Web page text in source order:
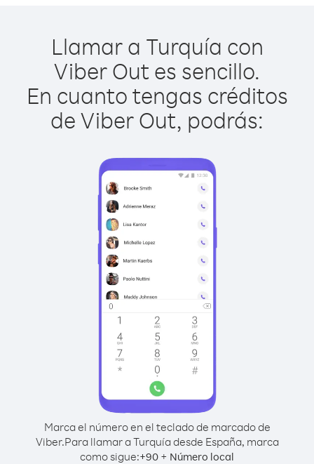
Llamar a Turquía con
Viber Out es sencillo.
En cuanto tengas créditos
de Viber Out, podrás:
Marca el número en el teclado de marcado de
Viber.Para llamar a Turquía desde España, marca
como sigue:+90 + Número local